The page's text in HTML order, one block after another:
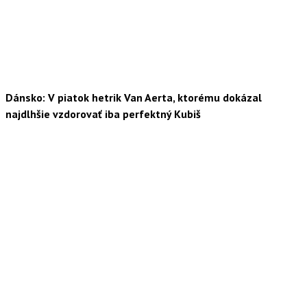
Dánsko: V piatok hetrik Van Aerta, ktorému dokázal
najdlhšie vzdorovať iba perfektný Kubiš